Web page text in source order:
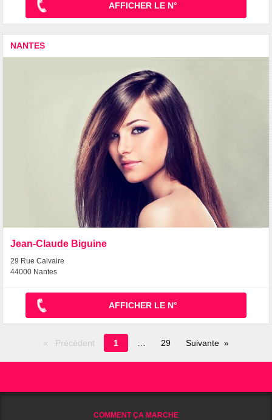
AFFICHER LE N°
NANTES
Jean-Claude Biguine
29 Rue Calvaire
44000 Nantes
AFFICHER LE N°
Précédent
Page
en
1 29 Suivante
COMMENT ÇA MARCHE